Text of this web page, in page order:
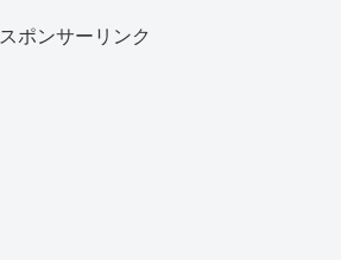
スポンサーリンク